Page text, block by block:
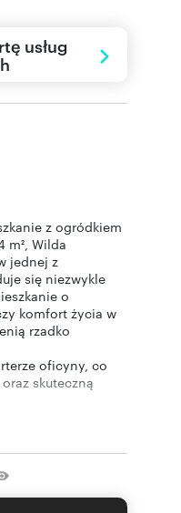
usług
z ogródkiem
m², Wilda
jednej z
się niezwykle
o
komfort życia w
rzadko
oficyny, co
skuteczną
w sposób
powierzchnię